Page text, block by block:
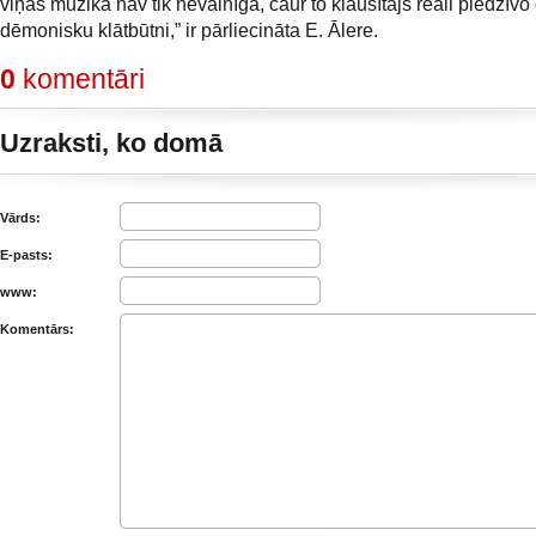
dēmonisku klātbūtni,” ir pārliecināta E. Ālere.
0 komentāri
Uzraksti, ko domā
Vārds:
E-pasts:
www:
Komentārs: